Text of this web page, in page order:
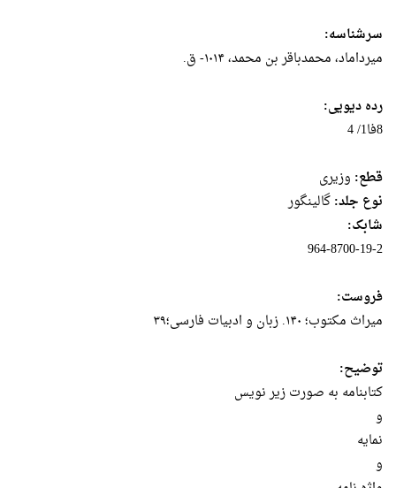
سرشناسه:
میرداماد، محمدباقر بن‌ محمد، ۱۰۱۴- ق.
رده دیویی:
8فا1/ 4
قطع: وزيرى
نوع جلد:گالینگور
شابک:
964-8700-19-2
فروست:
میراث‌ مکتوب‌؛ ۱۴۰. زبان‌ و ادبیات‌ فارسی‌؛۳۹
توضیح:
کتابنامه به صورت زیر نویس
و
نمایه
و